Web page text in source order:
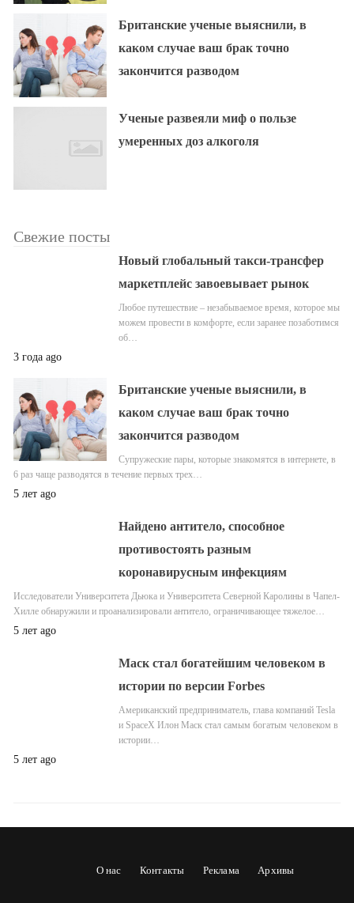
Британские ученые выяснили, в
каком случае ваш брак точно
закончится разводом
Ученые развеяли миф о пользе
умеренных доз алкоголя
Свежие посты
Новый глобальный такси-трансфер
маркетплейс завоевывает рынок
Любое путешествие – незабываемое время, которое мы
можем провести в комфорте, если заранее позаботимся
об…
3 года ago
Британские ученые выяснили, в
каком случае ваш брак точно
закончится разводом
Супружеские пары, которые знакомятся в интернете, в
6 раз чаще разводятся в течение первых трех…
5 лет ago
Найдено антитело, способное
противостоять разным
коронавирусным инфекциям
Исследователи Университета Дьюка и Университета Северной Каролины в Чапел-
Хилле обнаружили и проанализировали антитело, ограничивающее тяжелое…
5 лет ago
Маск стал богатейшим человеком в
истории по версии Forbes
Американский предприниматель, глава компаний Tesla
и SpaceX Илон Маск стал самым богатым человеком в
истории…
5 лет ago
О нас Контакты Реклама Архивы